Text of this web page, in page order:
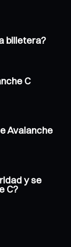
billetera?
C
Avalanche
y se
C?